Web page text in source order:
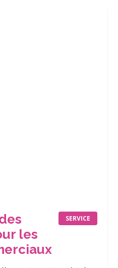
SERVICE
les